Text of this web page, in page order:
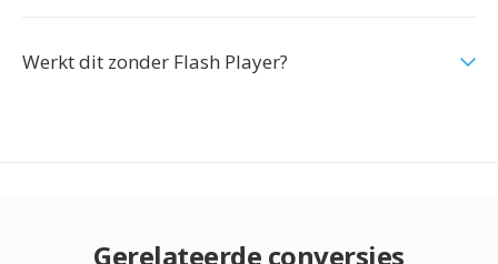
Werkt dit zonder Flash Player?
Gerelateerde conversies